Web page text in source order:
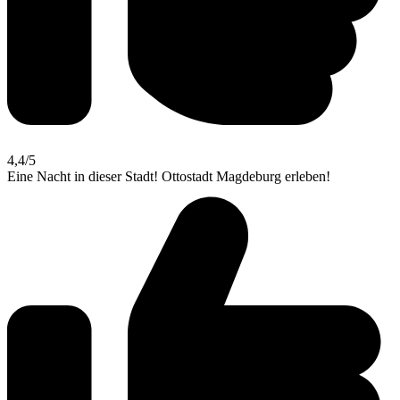
4,4/5
Eine Nacht in dieser Stadt! Ottostadt Magdeburg erleben!